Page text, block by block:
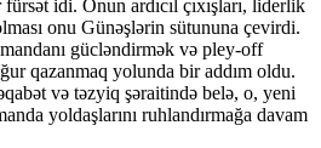
idi. Onun ardıcıl çıxışları, liderlik
onu Günəşlərin sütununa çevirdi.
gücləndirmək və pley-off
qazanmaq yolunda bir addım oldu.
və təzyiq şəraitində belə, o, yeni
yoldaşlarını ruhlandırmağa davam